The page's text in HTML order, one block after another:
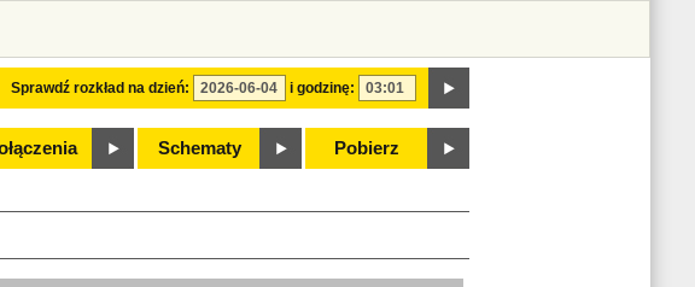
Sprawdź rozkład na dzień: i godzinę:
Schematy Pobierz